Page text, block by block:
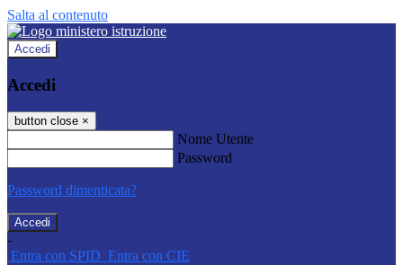
Salta al contenuto
Accedi
Accedi
button close ×
Nome Utente
Password
Password dimenticata?
-
Entra con SPID Entra con CIE